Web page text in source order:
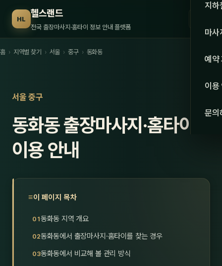
HL 헬스랜드
전국 출장마사지·홈타이 정보 안내 플랫폼 서울
강원·
강원
충북
지하
마사
관리
스
예약
이용
문의
홈 › 지역별 찾기 › 서울 › 중구 › 동화동
서울 중구
동화동 출장마사지·홈타이
이용 안내
이 페이지 목차
동화동 지역 개요
동화동에서 출장마사지·홈타이를 찾는 경우
동화동에서 비교해 볼 관리 방식